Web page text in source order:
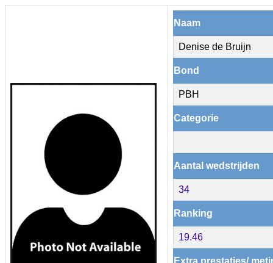
Naam
Denise de Bruijn
Bond
PBH
Categorie
Aantal wedstrijden
34
Ranking
19.46
Extra prestaties/